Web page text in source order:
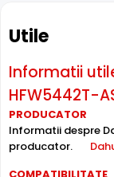
Intrari Audio
Camera Dahua
Utile
Informatii
HFW5442T-
PRODUCATOR
Informatii despre
producator.